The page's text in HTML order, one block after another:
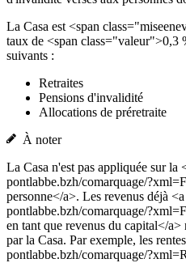
La Casa est <span
taux de <span class="valeur">0,3
suivants :
Retraites
Pensions d'invalidité
Allocations de préretraite
À noter
La Casa n'est pas appliquée sur
pontlabbe.bzh/comarquage/
personne</a>. Les revenus déjà
pontlabbe.bzh/comarquage/
en tant que revenus du capital</a>
par la Casa. Par exemple, les
pontlabbe.bzh/comarquage/